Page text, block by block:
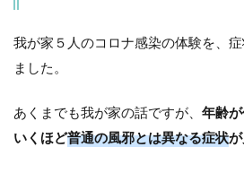
我が家５人のコロナ感染の体験を、
ました。
あくまでも我が家の話ですが、 年齢
いくほど普通の風邪とは異なる症状